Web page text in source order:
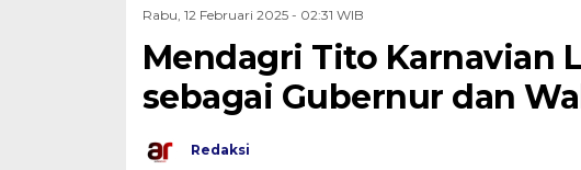
Rabu, 12 Februari 2025 - 02:31 WIB
Mendagri Tito Karnavian
sebagai Gubernur dan
Redaksi